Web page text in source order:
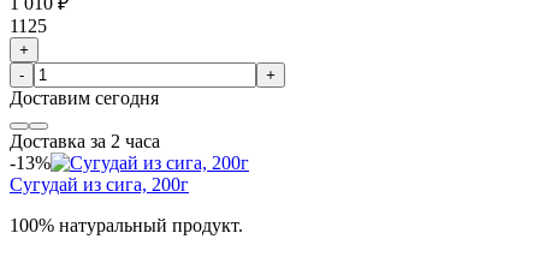
1125
+
-
+
Доставим сегодня
Доставка за 2 часа
-13%
Сугудай из сига, 200г
100% натуральный продукт.